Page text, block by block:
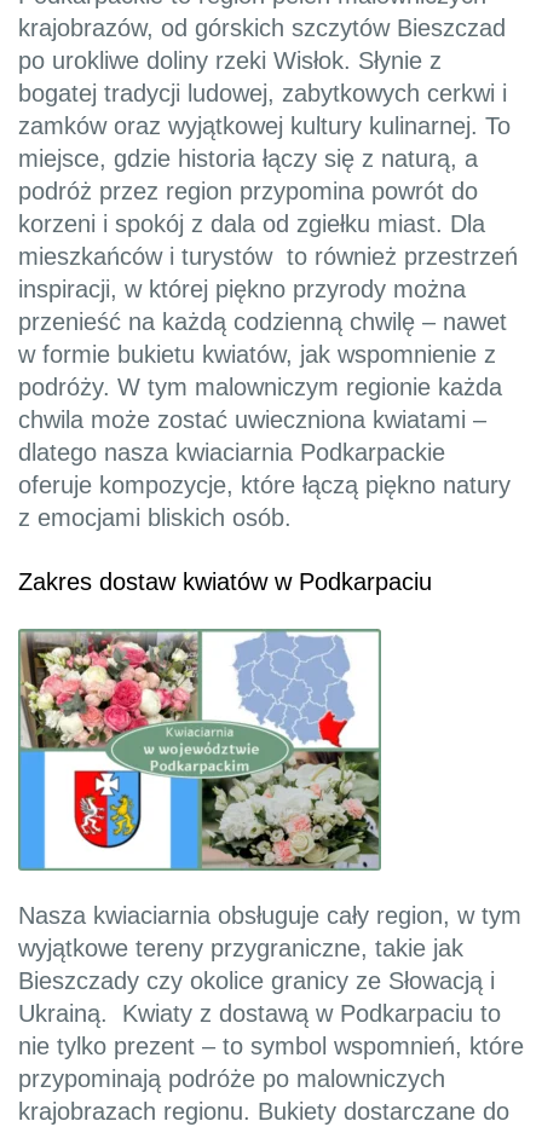
krajobrazów, od górskich szczytów Bieszczad
po urokliwe doliny rzeki Wisłok. Słynie z
bogatej tradycji ludowej, zabytkowych cerkwi i
zamków oraz wyjątkowej kultury kulinarnej. To
miejsce, gdzie historia łączy się z naturą, a
podróż przez region przypomina powrót do
korzeni i spokój z dala od zgiełku miast. Dla
mieszkańców i turystów to również przestrzeń
inspiracji, w której piękno przyrody można
przenieść na każdą codzienną chwilę – nawet
w formie bukietu kwiatów, jak wspomnienie z
podróży. W tym malowniczym regionie każda
chwila może zostać uwieczniona kwiatami –
dlatego nasza kwiaciarnia Podkarpackie
oferuje kompozycje, które łączą piękno natury
z emocjami bliskich osób.
Zakres dostaw kwiatów w Podkarpaciu
Nasza kwiaciarnia obsługuje cały region, w tym
wyjątkowe tereny przygraniczne, takie jak
Bieszczady czy okolice granicy ze Słowacją i
Ukrainą. Kwiaty z dostawą w Podkarpaciu to
nie tylko prezent – to symbol wspomnień, które
przypominają podróże po malowniczych
krajobrazach regionu. Bukiety dostarczane do